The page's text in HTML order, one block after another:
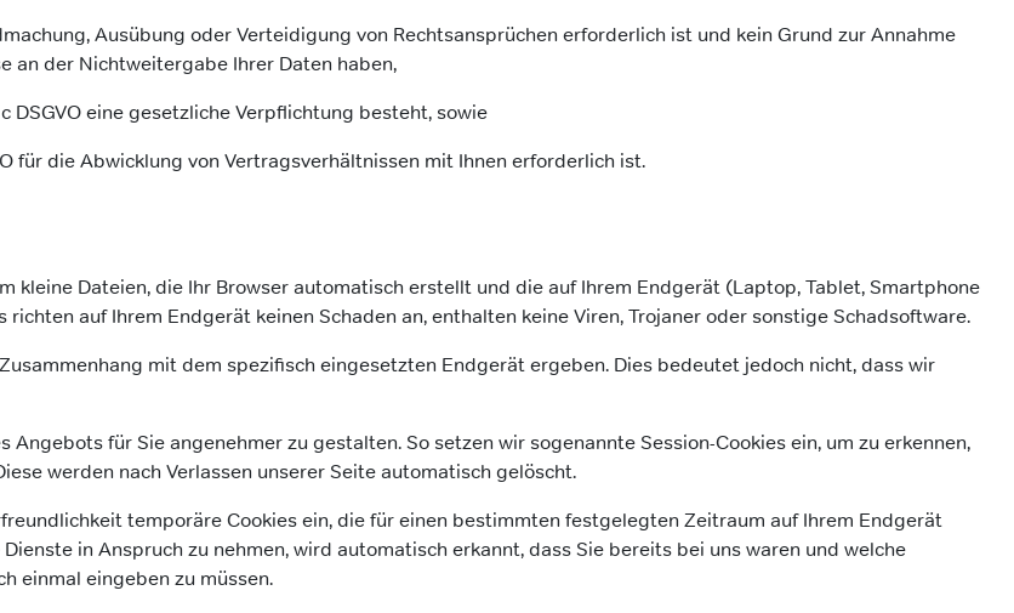
Ausübung oder Verteidigung von Rechtsansprüchen erforderlich ist und kein Grund zur Annahme
an der Nichtweitergabe Ihrer Daten haben,
DSGVO eine gesetzliche Verpflichtung besteht, sowie
für die Abwicklung von Vertragsverhältnissen mit Ihnen erforderlich ist.
kleine Dateien, die Ihr Browser automatisch erstellt und die auf Ihrem Endgerät (Laptop, Tablet, Smartphone
auf Ihrem Endgerät keinen Schaden an, enthalten keine Viren, Trojaner oder sonstige Schadsoftware.
mit dem spezifisch eingesetzten Endgerät ergeben. Dies bedeutet jedoch nicht, dass wir
für Sie angenehmer zu gestalten. So setzen wir sogenannte Session-Cookies ein, um zu erkennen,
werden nach Verlassen unserer Seite automatisch gelöscht.
temporäre Cookies ein, die für einen bestimmten festgelegten Zeitraum auf Ihrem Endgerät
in Anspruch zu nehmen, wird automatisch erkannt, dass Sie bereits bei uns waren und welche
einmal eingeben zu müssen.